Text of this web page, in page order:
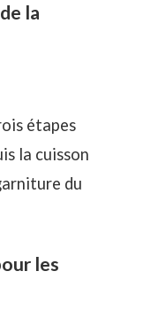
la
étapes
la cuisson
du
les